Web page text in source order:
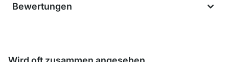
Bewertungen